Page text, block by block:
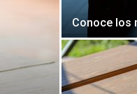
Conoce los